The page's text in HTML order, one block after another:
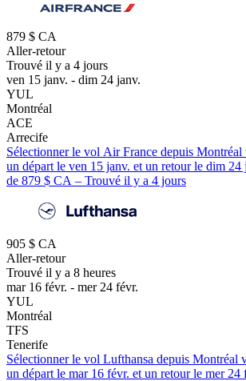
879 $ CA
Aller-retour
Trouvé il y a 4 jours
ven 15 janv. - dim 24 janv.
YUL
Montréal
ACE
Arrecife
Sélectionner le vol Air France depuis
un départ le ven 15 janv. et un retour le dim 24
de 879 $ CA – Trouvé il y a 4 jours
905 $ CA
Aller-retour
Trouvé il y a 8 heures
mar 16 févr. - mer 24 févr.
YUL
Montréal
TFS
Tenerife
Sélectionner le vol Lufthansa depuis Montréal
un départ le mar 16 févr. et un retour le mer 24